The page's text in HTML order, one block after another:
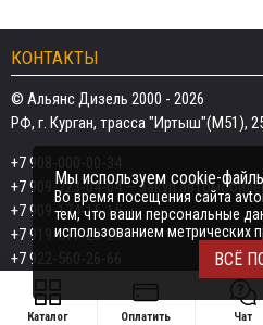
КОНТАКТЫ
© Альянс Дизель 2000 - 2026
РФ, г. Курган, трасса "Иртыш"(М51),
+7 908-000-00-34
+7 909-723-04-04— закуп
+7 909-174-15-15
+7 919-577-20-20
+7 922-560-26-66
Email:razborka45@mail.ru
Каталог Оплатить Чат
Мы используем cookie-
Во время посещения сайта
тем, что ваши персональные
использованием метрических
ВСЁ